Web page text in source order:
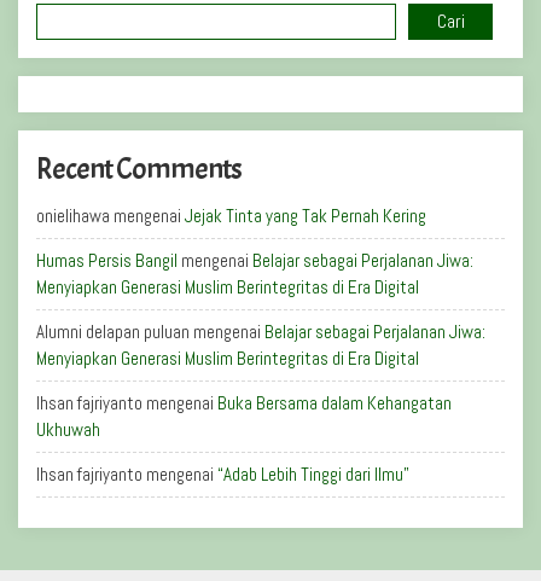
Cari
Recent Comments
onielihawa mengenai Jejak Tinta yang Tak Pernah Kering
Humas Persis Bangil mengenai Belajar sebagai Perjalanan Jiwa:
Menyiapkan Generasi Muslim Berintegritas di Era Digital
Alumni delapan puluan mengenai Belajar sebagai Perjalanan Jiwa:
Menyiapkan Generasi Muslim Berintegritas di Era Digital
Ihsan fajriyanto mengenai Buka Bersama dalam Kehangatan
Ukhuwah
Ihsan fajriyanto mengenai “Adab Lebih Tinggi dari Ilmu”